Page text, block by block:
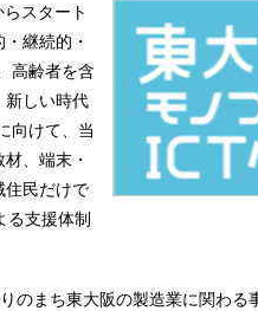
スタート
継続的・
高齢者を含
新しい時代
向けて、当
、端末・
住民だけで
る支援体制
のまち東大阪の製造業に関わる